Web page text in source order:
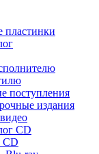
поступления
издания
CD
CD